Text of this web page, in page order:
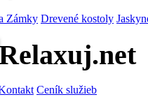
Zámky Drevené kostoly
Ceník služieb